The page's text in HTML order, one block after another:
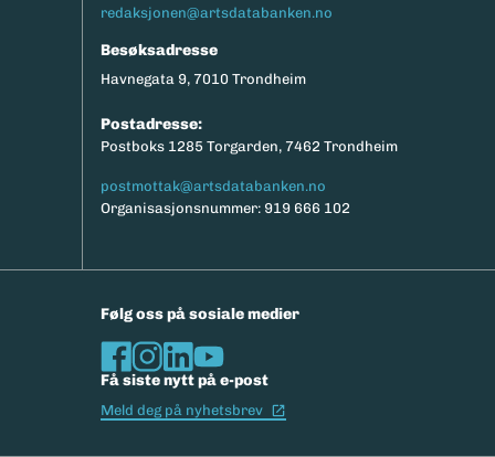
redaksjonen@artsdatabanken.no
Besøksadresse
Havnegata 9, 7010 Trondheim
Postadresse:
Postboks 1285 Torgarden, 7462 Trondheim
postmottak@artsdatabanken.no
Organisasjonsnummer: 919 666 102
Følg oss på sosiale medier
Få siste nytt på e-post
Meld deg på nyhetsbrev